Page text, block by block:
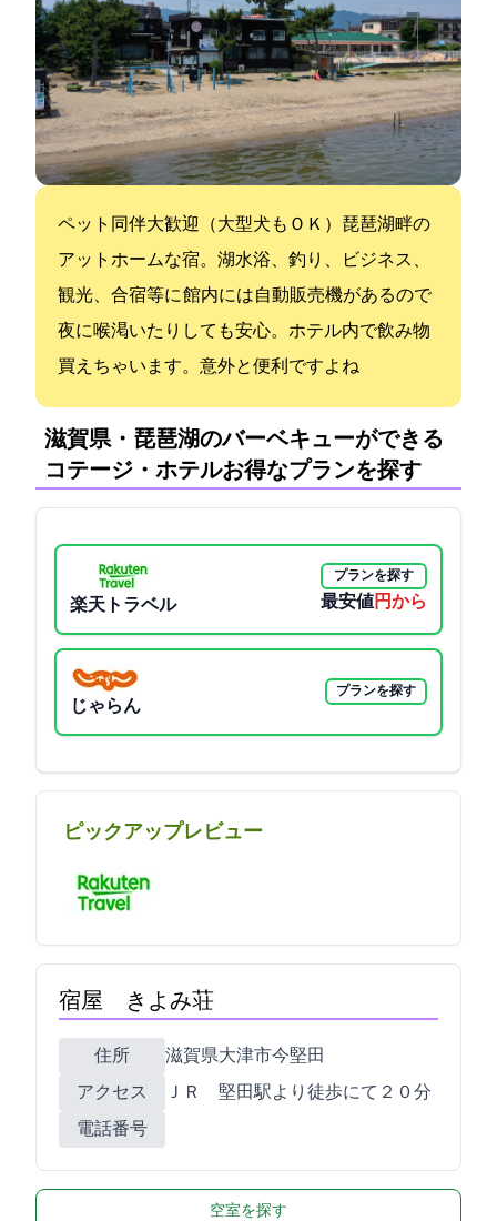
ペット同伴大歓迎（大型犬もＯＫ）琵琶湖畔の
アットホームな宿。湖水浴、釣り、ビジネス、
観光、合宿等に 館内には自動販売機があるので
夜に喉渇いたりしても安心。ホテル内で飲み物
買えちゃいます。意外と便利ですよね
滋賀県・琵琶湖のバーベキューができる
コテージ・ホテル:お得なプランを探す
楽天トラベル
プランを探す
最安値5500円から
じゃらん
プランを探す
ピックアップレビュー
宿屋 きよみ荘
住所
滋賀県大津市今堅田3-25-13
アクセス
ＪＲ 堅田駅より徒歩にて２０分
電話番号
空室を探す